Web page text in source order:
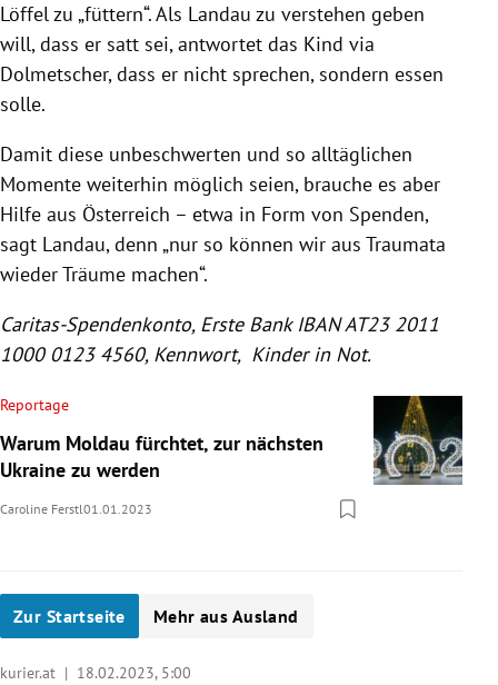
Löffel zu „füttern“. Als Landau zu verstehen geben
will, dass er satt sei, antwortet das Kind via
Dolmetscher, dass er nicht sprechen, sondern essen
solle.
Damit diese unbeschwerten und so alltäglichen
Momente weiterhin möglich seien, brauche es aber
Hilfe aus Österreich – etwa in Form von Spenden,
sagt Landau, denn „nur so können wir aus Traumata
wieder Träume machen“.
Caritas-Spendenkonto, Erste Bank IBAN AT23 2011
1000 0123 4560, Kennwort, Kinder in Not.
Reportage
Warum Moldau fürchtet, zur nächsten
Ukraine zu werden
Caroline Ferstl01.01.2023
Zur Startseite Mehr aus Ausland
kurier.at | 18.02.2023, 5:00